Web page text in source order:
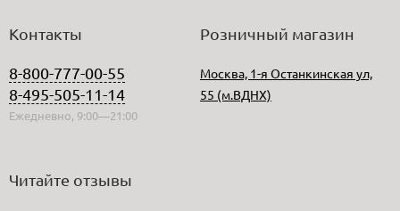
Контакты
8-800-777-00-55
8-495-505-11-14
Ежедневно, 9:00—21:00
Розничный магазин
Москва, 1-я Останкинская ул,
55 (м.ВДНХ)
Читайте отзывы